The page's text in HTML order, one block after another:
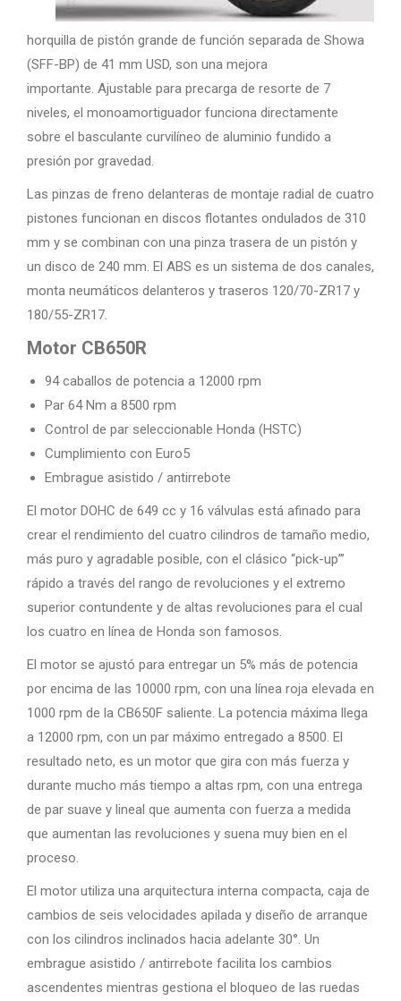
horquilla de pistón grande de función separada de Showa
(SFF-BP) de 41 mm USD, son una mejora
importante. Ajustable para precarga de resorte de 7
niveles, el monoamortiguador funciona directamente
sobre el basculante curvilíneo de aluminio fundido a
presión por gravedad.
Las pinzas de freno delanteras de montaje radial de cuatro
pistones funcionan en discos flotantes ondulados de 310
mm y se combinan con una pinza trasera de un pistón y
un disco de 240 mm. El ABS es un sistema de dos canales,
monta neumáticos delanteros y traseros 120/70-ZR17 y
180/55-ZR17.
Motor CB650R
94 caballos de potencia a 12000 rpm
Par 64 Nm a 8500 rpm
Control de par seleccionable Honda (HSTC)
Cumplimiento con Euro5
Embrague asistido / antirrebote
El motor DOHC de 649 cc y 16 válvulas está afinado para
crear el rendimiento del cuatro cilindros de tamaño medio,
más puro y agradable posible, con el clásico “pick-up”’
rápido a través del rango de revoluciones y el extremo
superior contundente y de altas revoluciones para el cual
los cuatro en línea de Honda son famosos.
El motor se ajustó para entregar un 5% más de potencia
por encima de las 10000 rpm, con una línea roja elevada en
1000 rpm de la CB650F saliente. La potencia máxima llega
a 12000 rpm, con un par máximo entregado a 8500. El
resultado neto, es un motor que gira con más fuerza y ​​
durante mucho más tiempo a altas rpm, con una entrega
de par suave y lineal que aumenta con fuerza a medida
que aumentan las revoluciones y suena muy bien en el
proceso.
El motor utiliza una arquitectura interna compacta, caja de
cambios de seis velocidades apilada y diseño de arranque
con los cilindros inclinados hacia adelante 30°. Un
embrague asistido / antirrebote facilita los cambios
ascendentes mientras gestiona el bloqueo de las ruedas